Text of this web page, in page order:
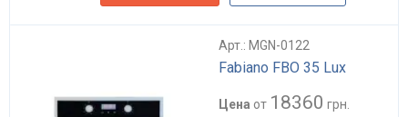
Арт.: MGN-0122
Fabiano FBO 35 Lux
Цена от 18360 грн.